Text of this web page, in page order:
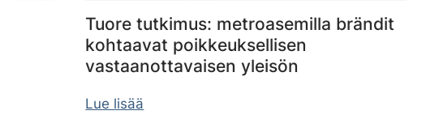
Tuore tutkimus: metroasemilla brändit
kohtaavat poikkeuksellisen
vastaanottavaisen yleisön
Lue lisää